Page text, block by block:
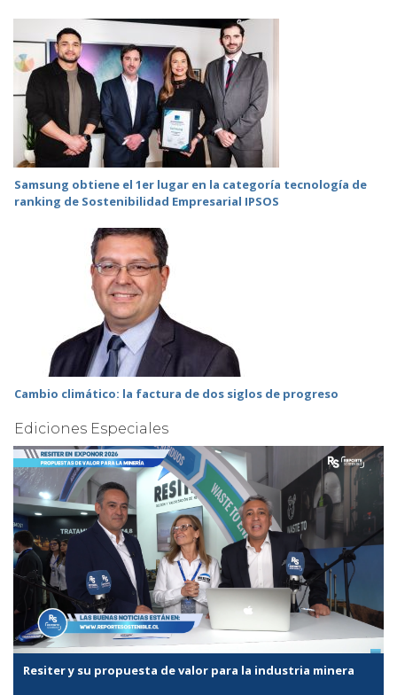
Samsung obtiene el 1er lugar en la categoría tecnología de
ranking de Sostenibilidad Empresarial IPSOS
Cambio climático: la factura de dos siglos de progreso
Ediciones Especiales
Resiter y su propuesta de valor para la industria minera